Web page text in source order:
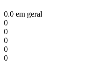
0.0 em geral
0
0
0
0
0